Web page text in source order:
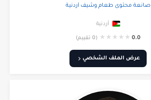
صانعة محتوى طعام وشيف أردنية
أردنية
0.0
★
★
★
★
★ (0 تقييم)
عرض الملف الشخصي